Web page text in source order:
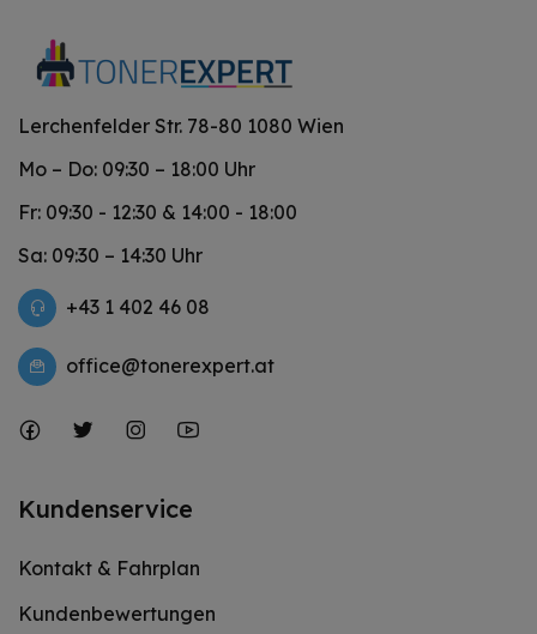
Lerchenfelder Str. 78-80 1080 Wien
Mo – Do: 09:30 – 18:00 Uhr
Fr: 09:30 - 12:30 & 14:00 - 18:00
Sa: 09:30 – 14:30 Uhr
+43 1 402 46 08
office@tonerexpert.at
Kundenservice
Kontakt & Fahrplan
Kundenbewertungen